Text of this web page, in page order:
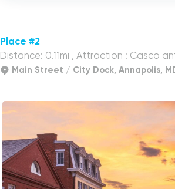
Place #2
Distance: 0.11mi , Attraction : Casco
Main Street / City Dock, Annapolis,